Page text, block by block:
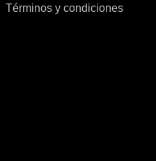
Términos y condiciones